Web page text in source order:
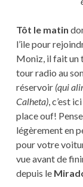
Tôt le matin
l’ile pour
Moniz, il fait un
tour radio au
réservoir (qui
Calheta), c’est
place ouf!
légèrement en
pour votre
vue avant de
depuis le